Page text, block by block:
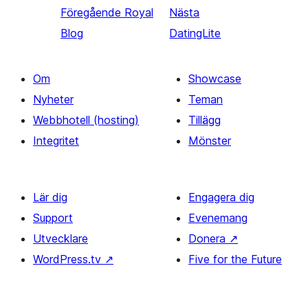
Föregående Royal
Blog
Nästa
DatingLite
Om
Nyheter
Webbhotell (hosting)
Integritet
Showcase
Teman
Tillägg
Mönster
Lär dig
Support
Utvecklare
WordPress.tv ↗
Engagera dig
Evenemang
Donera ↗
Five for the Future